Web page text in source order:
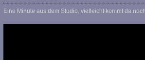
Eine Minute aus dem Studio, vielleicht kommt da